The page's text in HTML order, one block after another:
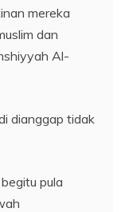
mereka
dan
Al-
dianggap tidak
pula